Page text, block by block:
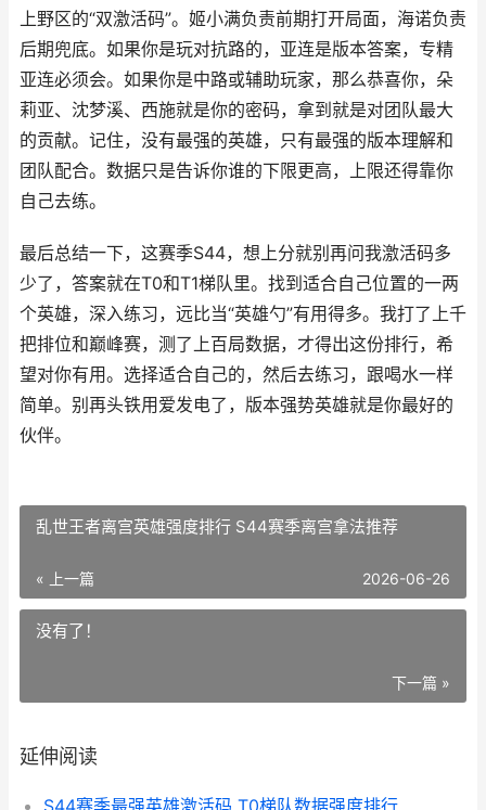
上野区的“双激活码”。姬小满负责前期打开局面，海诺负责
后期兜底。如果你是玩对抗路的，亚连是版本答案，专精
亚连必须会。如果你是中路或辅助玩家，那么恭喜你，朵
莉亚、沈梦溪、西施就是你的密码，拿到就是对团队最大
的贡献。记住，没有最强的英雄，只有最强的版本理解和
团队配合。数据只是告诉你谁的下限更高，上限还得靠你
自己去练。
最后总结一下，这赛季S44，想上分就别再问我激活码多
少了，答案就在T0和T1梯队里。找到适合自己位置的一两
个英雄，深入练习，远比当“英雄勺”有用得多。我打了上千
把排位和巅峰赛，测了上百局数据，才得出这份排行，希
望对你有用。选择适合自己的，然后去练习，跟喝水一样
简单。别再头铁用爱发电了，版本强势英雄就是你最好的
伙伴。
乱世王者离宫英雄强度排行 S44赛季离宫拿法推荐
« 上一篇 2026-06-26
没有了！
下一篇 »
延伸阅读